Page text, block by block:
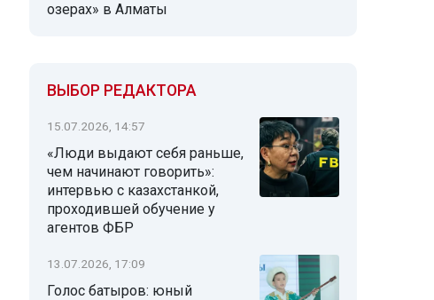
озерах» в Алматы
ВЫБОР РЕДАКТОРА
15.07.2026, 14:57
«Люди выдают себя раньше,
чем начинают говорить»:
интервью с казахстанкой,
проходившей обучение у
агентов ФБР
13.07.2026, 17:09
Голос батыров: юный